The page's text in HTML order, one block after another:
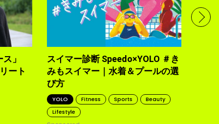
」
ート
スイマー診断 Speedo×YOLO ＃き
みもスイマー｜水着＆プールの選
び方
YOLO Fitness Sports
Beauty
Lifestyle
で完
トレ